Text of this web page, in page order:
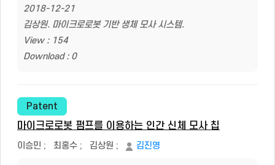
2018-12-21
김상원. 마이크로로봇 기반 생체 모사 시스템.
View : 154
Download : 0
Patent
마이크로로봇 펌프를 이용하는 인간 신체 모사 칩
이승민 ; 최홍수 ; 김상원 ; 김진영